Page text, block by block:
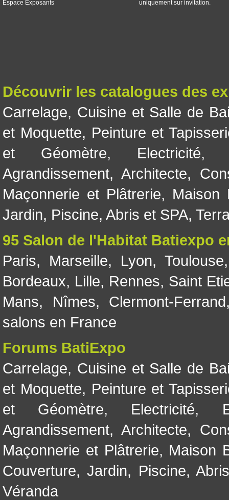
Espace Exposants uniquement sur invitation.
Découvrir les catalogues des
Carrelage, Cuisine et Salle de
et Moquette, Peinture et
et Géomètre, Electricité
Agrandissement, Architecte,
Maçonnerie et Plâtrerie, Maison
Jardin, Piscine, Abris et SPA,
95 Salon de l'Habitat Batiexpo
Paris, Marseille, Lyon, Toulouse
Bordeaux, Lille, Rennes, Saint
Mans, Nîmes, Clermont-Ferrand
salons en France
Forums BatiExpo
Carrelage, Cuisine et Salle de
et Moquette, Peinture et
et Géomètre, Electricité,
Agrandissement, Architecte,
Maçonnerie et Plâtrerie, Maison
Couverture,Jardin, Piscine,
Véranda